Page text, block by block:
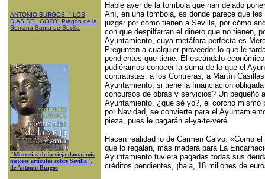
ANTONIO BURGOS: " LOS
DÍAS DEL GOZO" Pregón de la
Semana Santa de Sevilla
"Memorias de la vieja dama: mis
mejores artículos sobre Sevilla",
de Antonio Burgos
Hablé ayer de la tómbola que han dejado
Ahí, en una tómbola, es donde parece que
juzgar por cómo tienen a Sevilla, por cómo
con que despilfarran el dinero que no tienen,
Ayuntamiento, cuya metáfora perfecta es
Pregunten a cualquier proveedor lo que le
pendientes que tiene. El escándalo
pudiéramos conocer la suma de lo que el
contratistas: a los Contreras, a Martín
Ayuntamiento, si tiene la financiación
concursos de obras y servicios? Un pequeño
Ayuntamiento, ¿qué sé yo?, el corcho mismo
por Navidad, se convierte para el
pieza, pues le pagarán al-ya-te-veré.
Hacen realidad lo de Carmen Calvo: «Como
que lo regalan, más madera para La
Ayuntamiento tuviera pagadas todas sus
créditos pendientes, ¡hala, 18 millones de